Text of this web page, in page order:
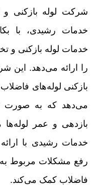
شرکت لوله بازکنی و
خدمات رشیدی، با
خدمات لوله بازکنی و
را ارائه می‌دهد.
بازکنی لوله‌های فاضلاب
می‌دهد که به صورت
بازدهی و عمر
خدمات رشیدی با
رفع مشکلات مربوط به
فاضلاب کمک می‌کند.